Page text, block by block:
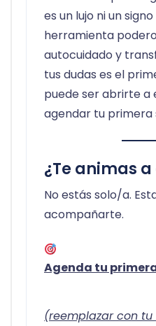
es un lujo ni un
herramienta
autocuidado y
tus dudas es el
puede ser abrirte a
agendar tu primera
¿Te animas
No estás solo/a.
acompañarte.
Agenda tu
(reemplazar con